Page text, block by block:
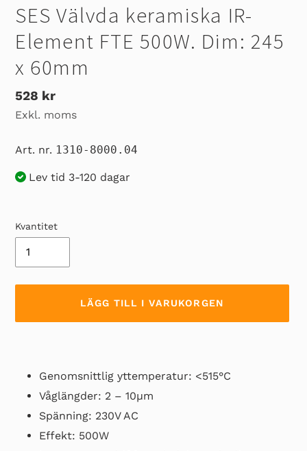
SES Välvda keramiska IR-
Element FTE 500W. Dim: 245
x 60mm
Ordinarie
pris
528 kr
Exkl. moms
Art. nr. 1310-8000.04
Lev tid 3-120 dagar
Kvantitet
LÄGG TILL I VARUKORGEN
produkten
varukorg
Genomsnittlig yttemperatur: <515°C
Våglängder: 2 – 10µm
Spänning: 230V AC
Effekt: 500W